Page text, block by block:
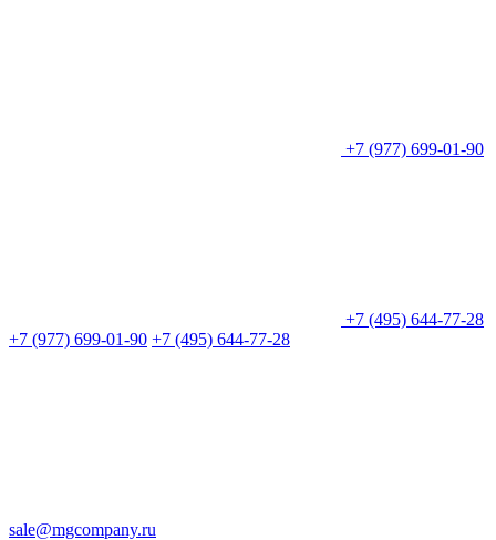
+7 (977) 699-01-90
+7 (495) 644-77-28
+7 (977) 699-01-90 +7 (495) 644-77-28
sale@mgcompany.ru